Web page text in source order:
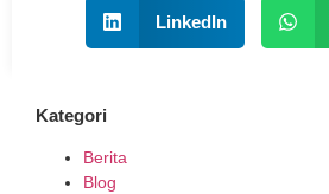
LinkedIn
Kategori
Berita
Blog